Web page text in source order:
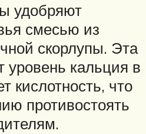
удобряют
смесью из
скорлупы. Эта
кальция в
кислотность, что
противостоять